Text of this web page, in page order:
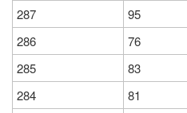
287
95
286
76
285
83
284
81